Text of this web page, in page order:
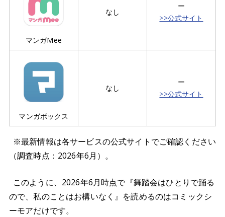
マンガMee
なし
ー
>>公式サイト
マンガボックス
なし
ー
>>公式サイト
※最新情報は各サービスの公式サイトでご確認ください
（調査時点：2026年6月）。
このように、2026年6月時点で『舞踏会はひとりで踊る
ので、私のことはお構いなく』を読めるのはコミックシ
ーモアだけです。